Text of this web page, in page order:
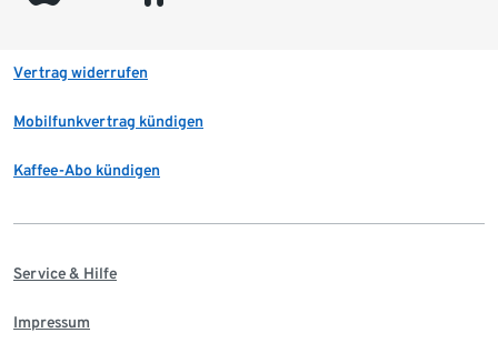
Vertrag widerrufen
Mobilfunkvertrag kündigen
Kaffee-Abo kündigen
Service & Hilfe
Impressum